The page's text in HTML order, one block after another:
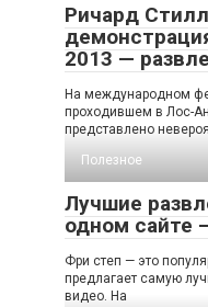
Ричард
2013 —
На международном
проходившем в Лос-
представлено
Полезное
Лучшие
одном сайте
Фри степ — это
предлагает самую
видео. На